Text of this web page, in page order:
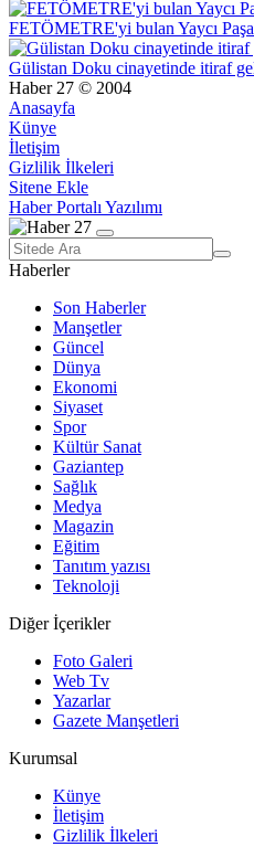
FETÖMETRE'yi bulan Yaycı
Gülistan Doku cinayetinde itiraf
Haber 27 © 2004
Anasayfa
Künye
İletişim
Gizlilik İlkeleri
Sitene Ekle
Haber Portalı Yazılımı
Haberler
Son Haberler
Manşetler
Güncel
Dünya
Ekonomi
Siyaset
Spor
Kültür Sanat
Gaziantep
Sağlık
Medya
Magazin
Eğitim
Tanıtım yazısı
Teknoloji
Diğer İçerikler
Foto Galeri
Web Tv
Yazarlar
Gazete Manşetleri
Kurumsal
Künye
İletişim
Gizlilik İlkeleri